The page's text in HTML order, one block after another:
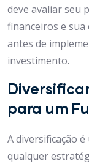
deve avaliar seu
financeiros e sua
antes de
investimento.
para um
A diversificação
qualquer